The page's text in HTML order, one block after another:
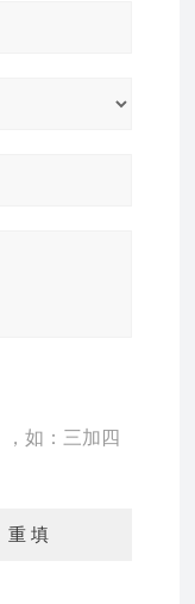
如：三加四